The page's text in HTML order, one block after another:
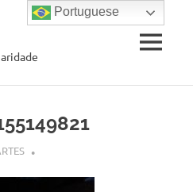
MENU
Portuguese